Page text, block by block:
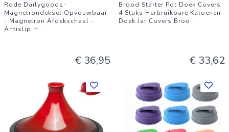
Rode Dailygoods-
Magnetrondeksel Opvouwbaar
- Magnetron Afdekschaal -
Antislip H...
€ 36,95
Brood Starter Pot Doek Covers
4 Stuks Herbruikbare Katoenen
Doek Jar Covers Broo...
€ 33,62